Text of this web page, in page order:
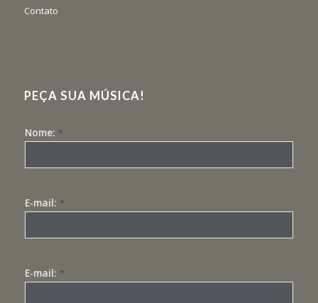
Contato
PEÇA SUA MÚSICA!
Nome: *
E-mail: *
E-mail: *